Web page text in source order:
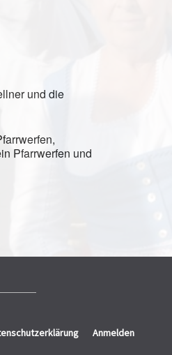
und die
Pfarrwerfen und
Anmelden